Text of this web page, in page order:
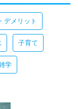
デメリット
子育て
学